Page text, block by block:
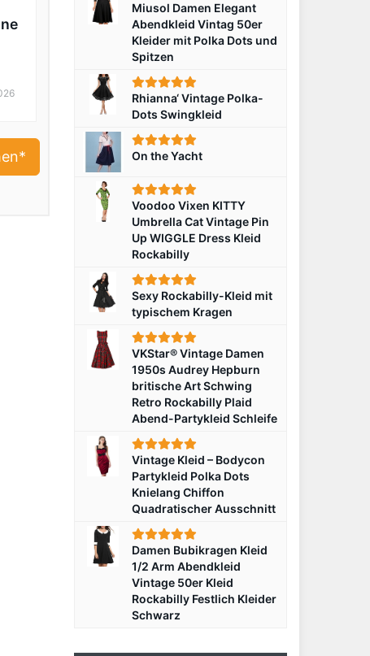
Miusol Damen Elegant
Abendkleid Vintag 50er
Kleider mit Polka Dots und
Spitzen
Rhianna‘ Vintage Polka-
Dots Swingkleid
On the Yacht
Voodoo Vixen KITTY
Umbrella Cat Vintage Pin
Up WIGGLE Dress Kleid
Rockabilly
Sexy Rockabilly-Kleid mit
typischem Kragen
VKStar® Vintage Damen
1950s Audrey Hepburn
britische Art Schwing
Retro Rockabilly Plaid
Abend-Partykleid Schleife
Vintage Kleid – Bodycon
Partykleid Polka Dots
Knielang Chiffon
Quadratischer Ausschnitt
Damen Bubikragen Kleid
1/2 Arm Abendkleid
Vintage 50er Kleid
Rockabilly Festlich Kleider
Schwarz